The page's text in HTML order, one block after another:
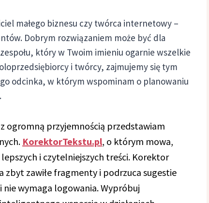
małego biznesu czy twórca internetowy –
Dobrym rozwiązaniem może być dla
który w Twoim imieniu ogarnie wszelkie
i twórcy, zajmujemy się tym
odcinka, w którym wspominam o planowaniu
ogromną przyjemnością przedstawiam
KorektorTekstu.pl, o którym mowa,
i czytelniejszych treści. Korektor
zbyt zawiłe fragmenty i podrzuca sugestie
wymaga logowania. Wypróbuj